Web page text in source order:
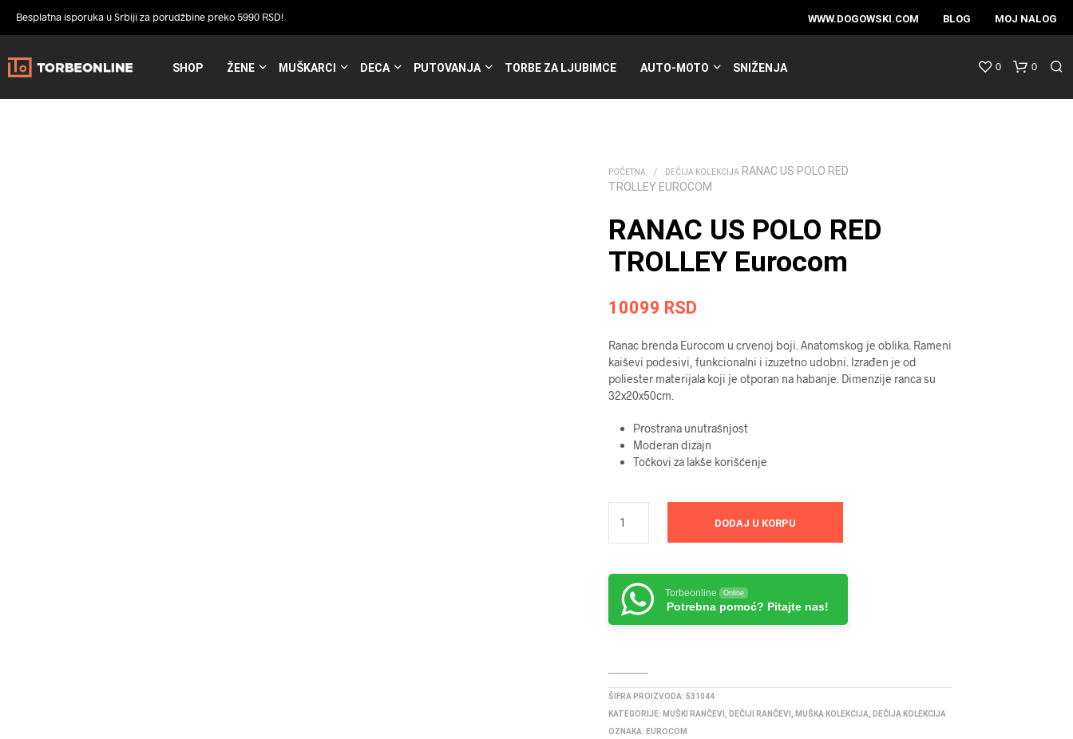
Besplatna isporuka u Srbiji za porudžbine preko 5990 RSD! WWW.DOGOWSKI.COM BLOG MOJ NALOG
SHOP ŽENE MUŠKARCI DECA PUTOVANJA TORBE ZA LJUBIMCE AUTO-MOTO SNIŽENJA 0 0
POČETNA / DEČIJA KOLEKCIJA RANAC US POLO RED
TROLLEY EUROCOM
RANAC US POLO RED
TROLLEY Eurocom
10099 RSD
Ranac brenda Eurocom u crvenoj boji. Anatomskog je oblika. Rameni
kaiševi podesivi, funkcionalni i izuzetno udobni. Izrađen je od
poliester materijala koji je otporan na habanje. Dimenzije ranca su
32x20x50cm.
Prostrana unutrašnjost
Moderan dizajn
Točkovi za lakše korišćenje
DODAJ U KORPU
Torbeonline Online
Potrebna pomoć? Pitajte nas!
ŠIFRA PROIZVODA:531044
KATEGORIJE: MUŠKI RANČEVI DEČIJI RANČEVI MUŠKA KOLEKCIJA
DEČIJA KOLEKCIJA
OZNAKA: EUROCOM